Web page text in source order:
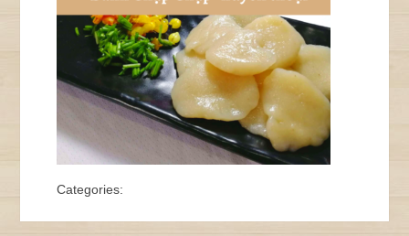
Categories: